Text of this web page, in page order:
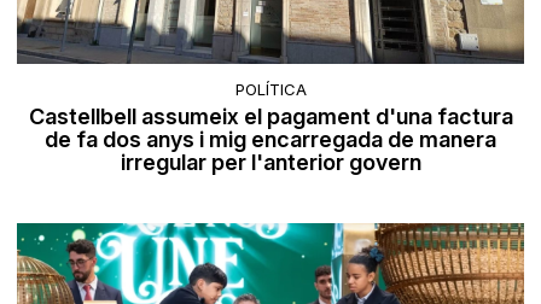
POLÍTICA
Castellbell assumeix el pagament d'una factura
de fa dos anys i mig encarregada de manera
irregular per l'anterior govern